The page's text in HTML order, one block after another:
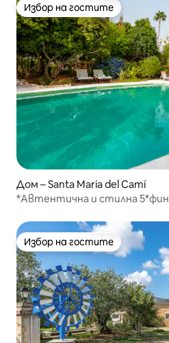
Избор на гостите
Избор на гостите
Дом – Santa Maria del Camí
*Автентична и стилна
Избор на гостите
Избор на гостите